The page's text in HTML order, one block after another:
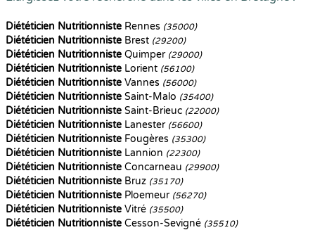
Diététicien Nutritionniste Rennes (35000)
Diététicien Nutritionniste Brest (29200)
Diététicien Nutritionniste Quimper (29000)
Diététicien Nutritionniste Lorient (56100)
Diététicien Nutritionniste Vannes (56000)
Diététicien Nutritionniste Saint-Malo (35400)
Diététicien Nutritionniste Saint-Brieuc (22000)
Diététicien Nutritionniste Lanester (56600)
Diététicien Nutritionniste Fougères (35300)
Diététicien Nutritionniste Lannion (22300)
Diététicien Nutritionniste Concarneau (29900)
Diététicien Nutritionniste Bruz (35170)
Diététicien Nutritionniste Ploemeur (56270)
Diététicien Nutritionniste Vitré (35500)
Diététicien Nutritionniste Cesson-Sevigné (35510)